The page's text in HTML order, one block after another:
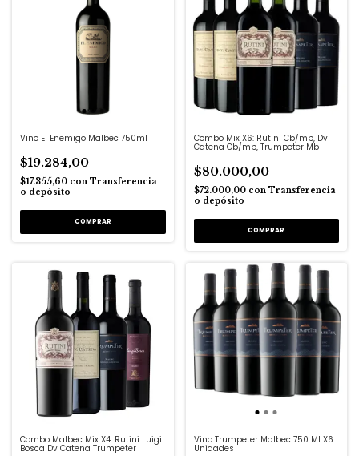
Vino El Enemigo Malbec 750ml
$19.284,00
$17.355,60 con Transferencia
o depósito
Combo Mix X6: Rutini Cb/mb, Dv
Catena Cb/mb, Trumpeter Mb
$80.000,00
$72.000,00 con Transferencia
o depósito
Combo Malbec Mix X4: Rutini Luigi
Bosca Dv Catena Trumpeter
Vino Trumpeter Malbec 750 Ml X6
Unidades